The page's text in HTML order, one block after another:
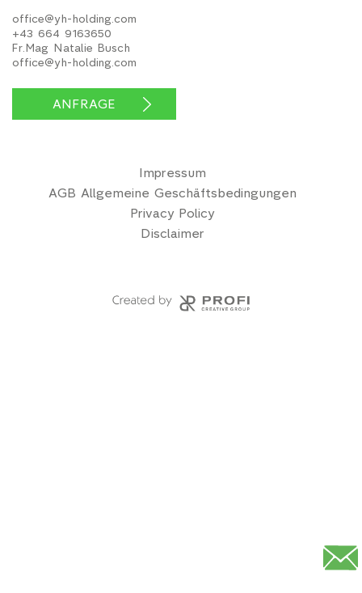
office@yh-holding.com
+43 664 9163650
Fr.Mag Natalie Busch
office@yh-holding.com
ANFRAGE
Impressum
AGB Allgemeine Geschäftsbedingungen
Privacy Policy
Disclaimer